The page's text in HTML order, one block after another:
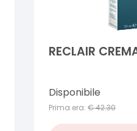
RECLAIR
Disponibile
Prima era: €42.30